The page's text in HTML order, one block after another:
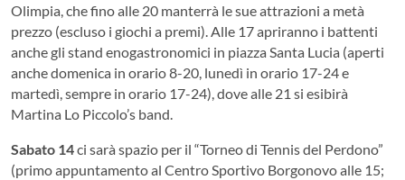
Olimpia, che fino alle 20 manterrà le sue attrazioni a metà
prezzo (escluso i giochi a premi). Alle 17 apriranno i battenti
anche gli stand enogastronomici in piazza Santa Lucia (aperti
anche domenica in orario 8-20, lunedì in orario 17-24 e
martedì, sempre in orario 17-24), dove alle 21 si esibirà
Martina Lo Piccolo’s band.
Sabato 14ci sarà spazio per il “Torneo di Tennis del Perdono”
(primo appuntamento al Centro Sportivo Borgonovo alle 15;